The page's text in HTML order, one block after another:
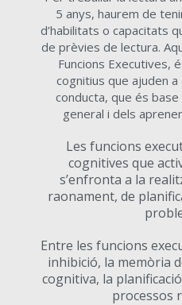
5 anys, haurem de
d’habilitats o capacitats
de prèvies de lectura.
Funcions Executives,
cognitius que ajuden
conducta, que és
general i dels
Les funcions
cognitives que
s’enfronta a la
raonament, de
Entre les funcions
inhibició, la memòria
cognitiva, la
processos